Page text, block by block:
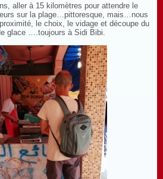
aller à 15 kilomètres pour attendre le
sur la plage…pittoresque, mais…nous
le choix, le vidage et découpe du
glace ….toujours à Sidi Bibi.